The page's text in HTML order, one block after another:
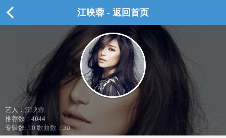
江映蓉 - 返回首页
艺人：江映蓉
推荐数： 4044
专辑数: 10 歌曲数：30